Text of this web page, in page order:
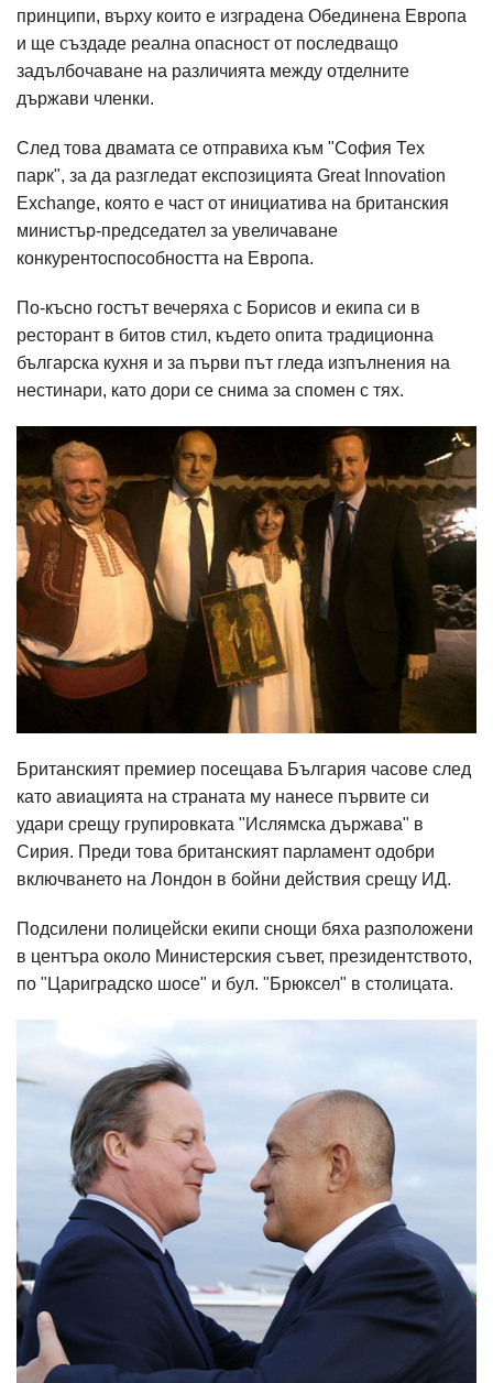
принципи, върху които е изградена Обединена Европа
и ще създаде реална опасност от последващо
задълбочаване на различията между отделните
държави членки.
След това двамата се отправиха към "София Тех
парк", за да разгледат експозицията Great Innovation
Exchange, която е част от инициатива на британския
министър-председател за увеличаване
конкурентоспособността на Европа.
По-късно гостът вечеряха с Борисов и екипа си в
ресторант в битов стил, където опита традиционна
българска кухня и за първи път гледа изпълнения на
нестинари, като дори се снима за спомен с тях.
Британският премиер посещава България часове след
като авиацията на страната му нанесе първите си
удари срещу групировката "Ислямска държава" в
Сирия. Преди това британският парламент одобри
включването на Лондон в бойни действия срещу ИД.
Подсилени полицейски екипи снощи бяха разположени
в центъра около Министерския съвет, президентството,
по "Цариградско шосе" и бул. "Брюксел" в столицата.